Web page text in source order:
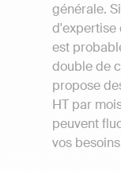
générale.
d'expertise
est
double de
propose
HT par
peuvent
vos